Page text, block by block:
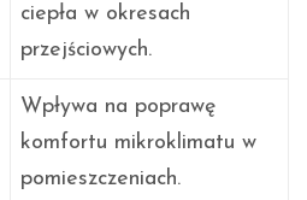
ciepła w okresach
przejściowych.
Wpływa na poprawę
komfortu mikroklimatu w
pomieszczeniach.